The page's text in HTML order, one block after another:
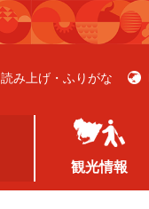
読み上げ・ふりがな
観光情報